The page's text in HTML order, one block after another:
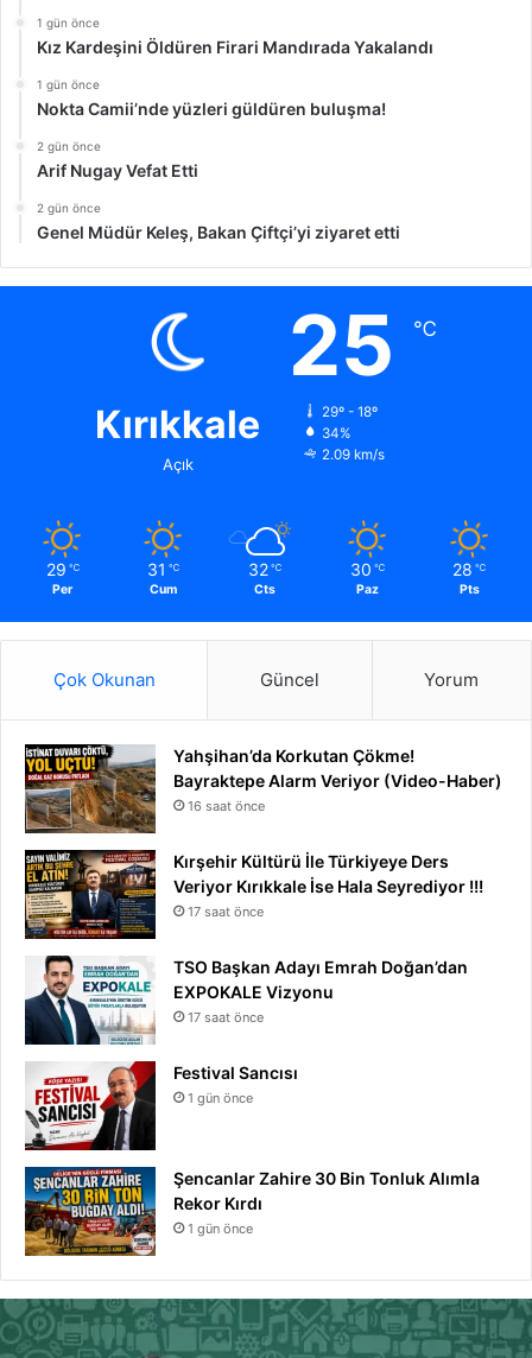
1 gün önce
Kız Kardeşini Öldüren Firari Mandırada Yakalandı
1 gün önce
Nokta Camii’nde yüzleri güldüren buluşma!
2 gün önce
Arif Nugay Vefat Etti
2 gün önce
Genel Müdür Keleş, Bakan Çiftçi’yi ziyaret etti
Kırıkkale
Açık
25 ℃
29º - 18º
34%
2.09 km/s
29 ℃
Per
31 ℃
Cum
32 ℃
Cts
30 ℃
Paz
28 ℃
Pts
Çok Okunan Güncel Yorum
Yahşihan’da Korkutan Çökme!
Bayraktepe Alarm Veriyor (Video-Haber)
16 saat önce
Kırşehir Kültürü İle Türkiyeye Ders
Veriyor Kırıkkale İse Hala Seyrediyor !!!
17 saat önce
TSO Başkan Adayı Emrah Doğan’dan
EXPOKALE Vizyonu
17 saat önce
Festival Sancısı
1 gün önce
Şencanlar Zahire 30 Bin Tonluk Alımla
Rekor Kırdı
1 gün önce